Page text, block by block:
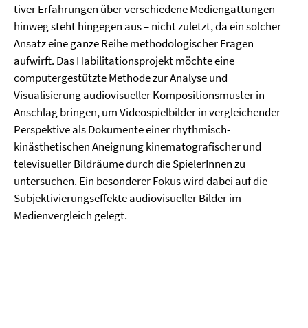
tiver Erfahrungen über verschiedene Mediengattungen
hinweg steht hingegen aus – nicht zu­letzt, da ein solcher
Ansatz eine ganze Reihe methodologischer Fragen
aufwirft. Das Habili­ta­tionsprojekt möchte eine
computergestützte Methode zur Analyse und
Visualisierung audiovisueller Kompositionsmuster in
Anschlag bringen, um Videospielbilder in vergleichender
Pers­pektive als Dokumente einer rhythmisch-
kinästhetischen Aneignung kinematografischer und
televisueller Bildräume durch die SpielerInnen zu
untersuchen. Ein besonderer Fokus wird dabei auf die
Subjektivierungseffekte audiovisueller Bilder im
Medienvergleich gelegt.